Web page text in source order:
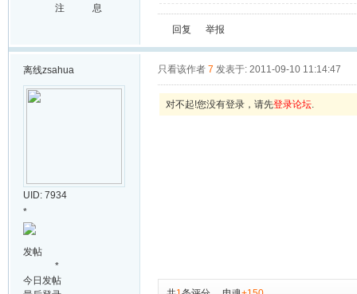
注
息
回复 举报
离线zsahua
UID: 7934
*
发帖
*
今日发帖
只看该作者 7 发表于: 2011-09-10 11:14:47
对不起!您没有登录，请先登录论坛.